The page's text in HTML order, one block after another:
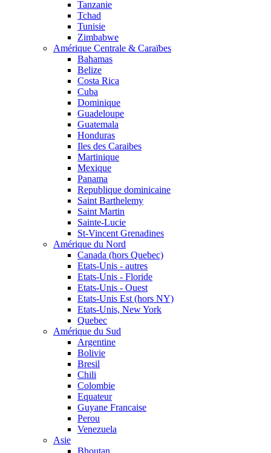
Tanzanie
Tchad
Tunisie
Zimbabwe
Amérique Centrale & Caraïbes
Bahamas
Belize
Costa Rica
Cuba
Dominique
Guadeloupe
Guatemala
Honduras
Iles des Caraibes
Martinique
Mexique
Panama
Republique dominicaine
Saint Barthelemy
Saint Martin
Sainte-Lucie
St-Vincent Grenadines
Amérique du Nord
Canada (hors Quebec)
Etats-Unis - autres
Etats-Unis - Floride
Etats-Unis - Ouest
Etats-Unis Est (hors NY)
Etats-Unis, New York
Quebec
Amérique du Sud
Argentine
Bolivie
Bresil
Chili
Colombie
Equateur
Guyane Francaise
Perou
Venezuela
Asie
Bhoutan